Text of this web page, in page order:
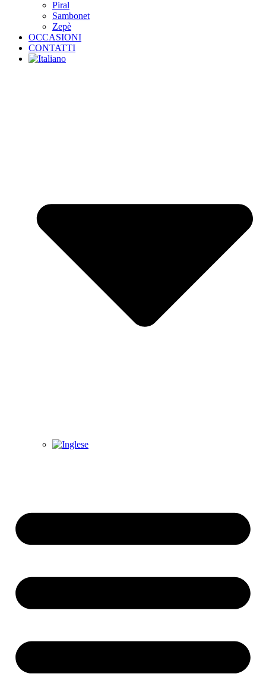
Piral
Sambonet
Zepè
OCCASIONI
CONTATTI